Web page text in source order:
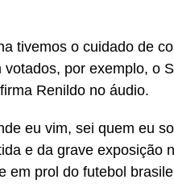
tivemos o cuidado de
por exemplo, o
Renildo no áudio.
eu vim, sei quem eu
e da grave exposição
em prol do futebol